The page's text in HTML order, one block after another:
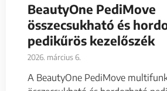
BeautyOne PediMove
összecsukható és
pedikűrös kezelőszék
2026. március 6.
A BeautyOne PediMove